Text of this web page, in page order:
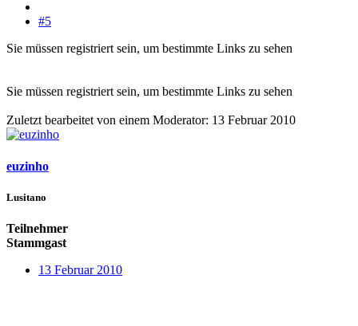
#5
Sie müssen registriert sein, um bestimmte Links zu sehen
Sie müssen registriert sein, um bestimmte Links zu sehen
Zuletzt bearbeitet von einem Moderator: 13 Februar 2010
euzinho
Lusitano
Teilnehmer
Stammgast
13 Februar 2010